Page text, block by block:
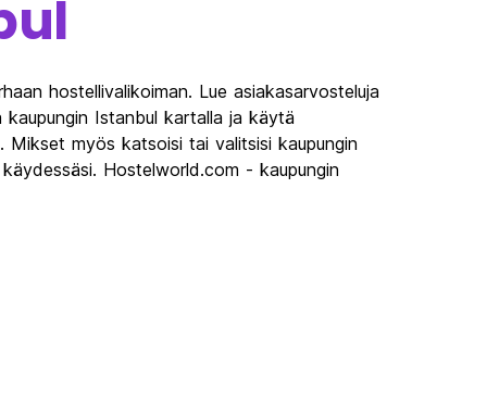
hostellivalikoiman. Lue asiakasarvosteluja
Istanbul kartalla ja käytä
Mikset myös katsoisi tai valitsisi kaupungin
Hostelworld.com - kaupungin